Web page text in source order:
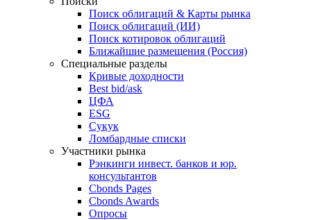
Поиск облигаций & Карты рынка
Поиск облигаций (ИИ)
Поиск котировок облигаций
Ближайшие размещения (Россия)
Специальные разделы
Кривые доходности
Best bid/ask
ЦФА
ESG
Сукук
Ломбардные списки
Участники рынка
Рэнкинги инвест. банков и юр.
консультантов
Cbonds Pages
Cbonds Awards
Опросы